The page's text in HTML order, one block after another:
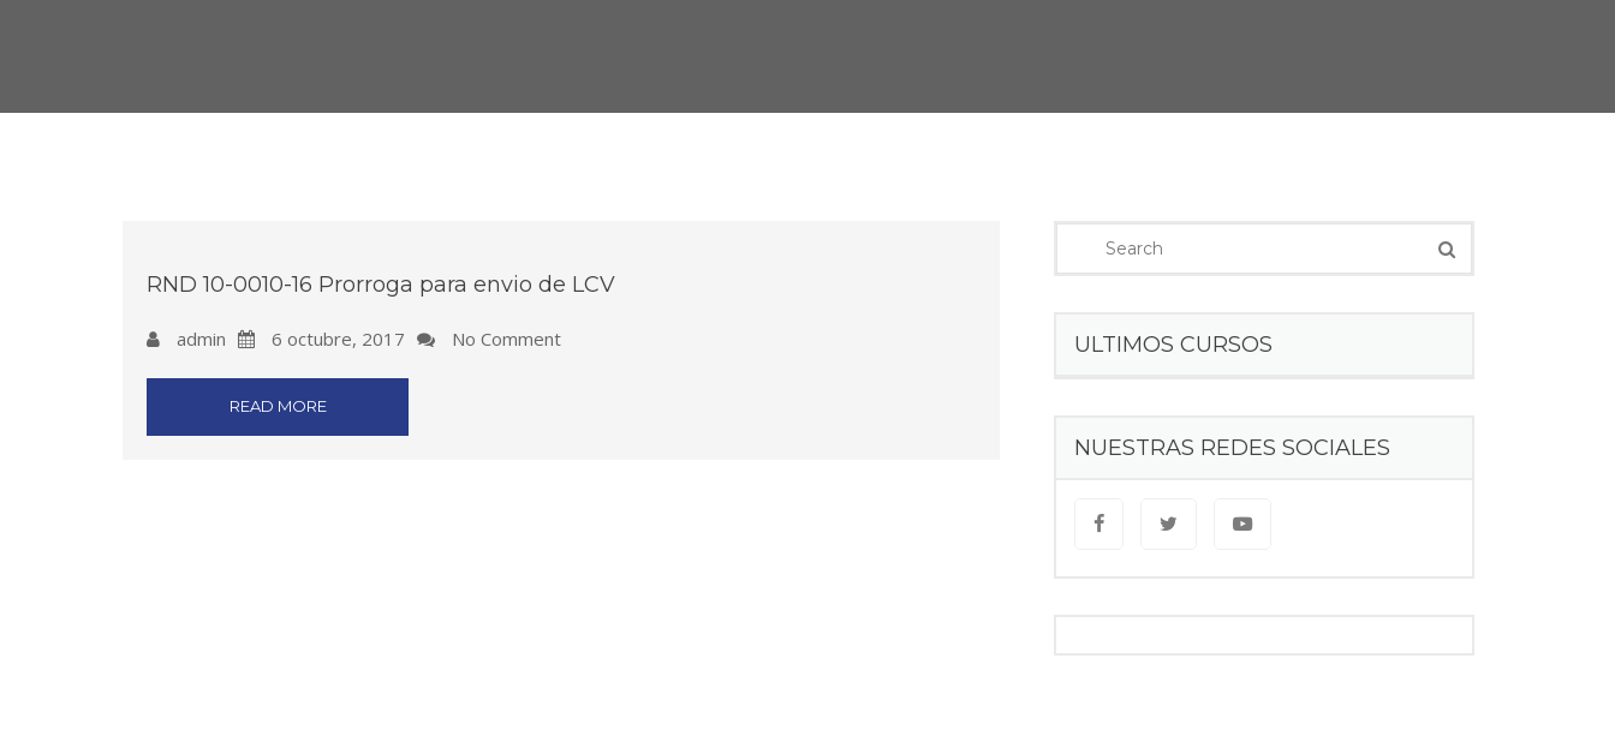
RND 10-0010-16 Prorroga para envio de LCV
admin 6 octubre, 2017 No Comment
READ MORE
ULTIMOS CURSOS
NUESTRAS REDES SOCIALES